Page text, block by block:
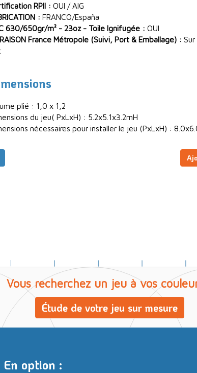
RPII : OUI / AIG
: FRANCO/España
630/650gr/m² - 23oz - Toile Ignifugée : OUI
France Métropole (Suivi, Port & Emballage) :
plié : 1,0 x 1,2
du jeu( PxLxH) : 5.2x5.1x3.2mH
nécessaires pour installer le jeu (PxLxH) :
Vous recherchez un jeu à vos
Étude de votre jeu sur mesure
En option :